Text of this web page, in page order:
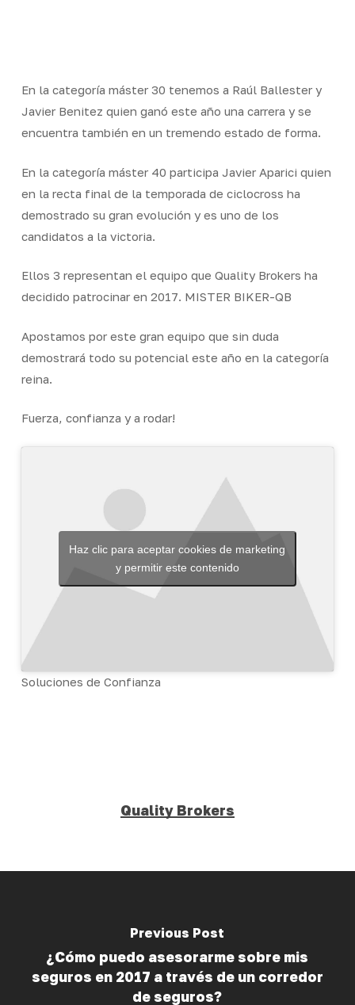
En la categoría máster 30 tenemos a Raúl Ballester y
Javier Benitez quien ganó este año una carrera y se
encuentra también en un tremendo estado de forma.
En la categoría máster 40 participa Javier Aparici quien
en la recta final de la temporada de ciclocross ha
demostrado su gran evolución y es uno de los
candidatos a la victoria.
Ellos 3 representan el equipo que Quality Brokers ha
decidido patrocinar en 2017. MISTER BIKER-QB
Apostamos por este gran equipo que sin duda
demostrará todo su potencial este año en la categoría
reina.
Fuerza, confianza y a rodar!
Haz clic para aceptar cookies de marketing
y permitir este contenido
Soluciones de Confianza
Quality Brokers
Previous Post
¿Cómo puedo asesorarme sobre mis
seguros en 2017 a través de un corredor
de seguros?